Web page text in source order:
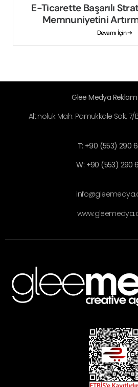
E-Ticarette Başarılı
Memnuniyetini
Devamı İçin ➔
Glee Medya Reklam
Altınoluk Mah. Pamukkale Sok. 7/
T: +90 (553) 290
W: +90 (553) 290